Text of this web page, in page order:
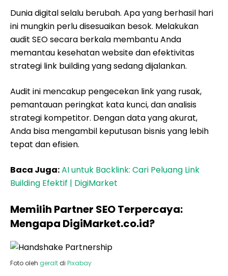
Dunia digital selalu berubah. Apa yang berhasil hari
ini mungkin perlu disesuaikan besok. Melakukan
audit SEO secara berkala membantu Anda
memantau kesehatan website dan efektivitas
strategi link building yang sedang dijalankan.
Audit ini mencakup pengecekan link yang rusak,
pemantauan peringkat kata kunci, dan analisis
strategi kompetitor. Dengan data yang akurat,
Anda bisa mengambil keputusan bisnis yang lebih
tepat dan efisien.
Baca Juga:AI untuk Backlink: Cari Peluang Link
Building Efektif | DigiMarket
Memilih Partner SEO Terpercaya:
Mengapa DigiMarket.co.id?
Foto oleh geralt di Pixabay